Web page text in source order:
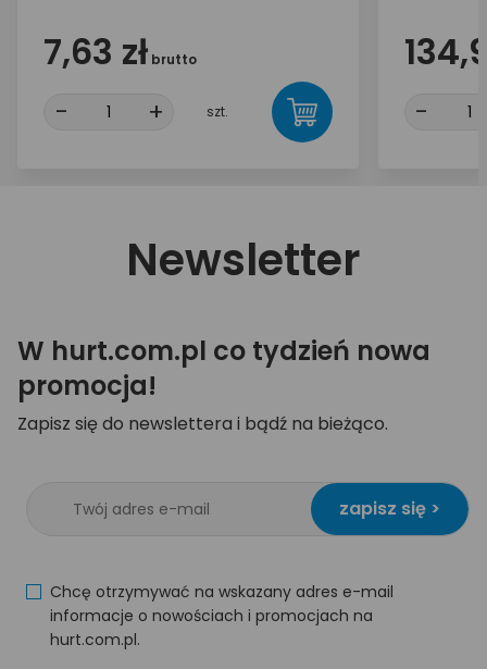
7,63 zł brutto
- + szt. -
Newsletter
W hurt.com.pl co tydzień nowa
promocja!
Zapisz się do newslettera i bądź na bieżąco.
zapisz się >
Chcę otrzymywać na wskazany adres e-mail
informacje o nowościach i promocjach na
hurt.com.pl.